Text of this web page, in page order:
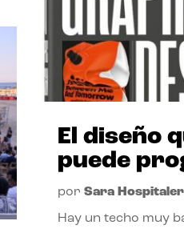
El diseño
puede
por Sara Hospitaler
Hay un techo muy